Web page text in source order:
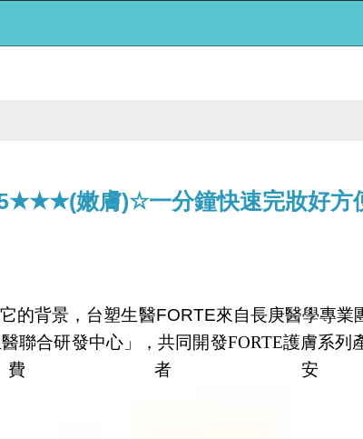
嫩膚)☆一分鐘快速完妝好方
的背景，台塑生醫FORTE來自長庚醫學專業
醫聯合研發中心」，共同開發FORTE護膚系列
者